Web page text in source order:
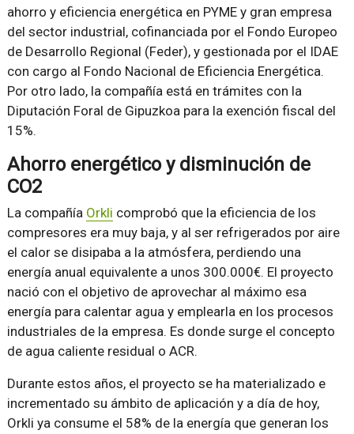
ahorro y eficiencia energética en PYME y gran empresa
del sector industrial, cofinanciada por el Fondo Europeo
de Desarrollo Regional (Feder), y gestionada por el IDAE
con cargo al Fondo Nacional de Eficiencia Energética.
Por otro lado, la compañía está en trámites con la
Diputación Foral de Gipuzkoa para la exención fiscal del
15%.
Ahorro energético y disminución de
CO2
La compañía Orkli comprobó que la eficiencia de los
compresores era muy baja, y al ser refrigerados por aire
el calor se disipaba a la atmósfera, perdiendo una
energía anual equivalente a unos 300.000€. El proyecto
nació con el objetivo de aprovechar al máximo esa
energía para calentar agua y emplearla en los procesos
industriales de la empresa. Es donde surge el concepto
de agua caliente residual o ACR.
Durante estos años, el proyecto se ha materializado e
incrementado su ámbito de aplicación y a día de hoy,
Orkli ya consume el 58% de la energía que generan los